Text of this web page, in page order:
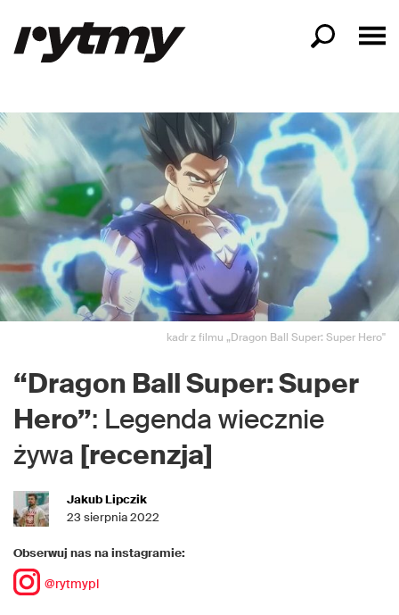
kadr z filmu „Dragon Ball Super: Super Hero"
“Dragon Ball Super: Super
Hero”: Legenda wiecznie
żywa [recenzja]
Jakub Lipczik
23 sierpnia 2022
Obserwuj nas na instagramie:
@rytmypl